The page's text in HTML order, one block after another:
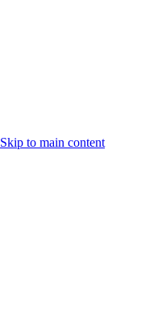
Skip to main content